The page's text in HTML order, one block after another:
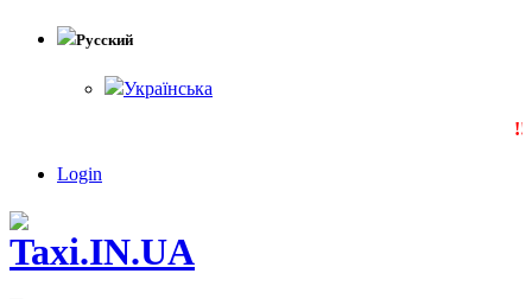
Русский
Українська
Login